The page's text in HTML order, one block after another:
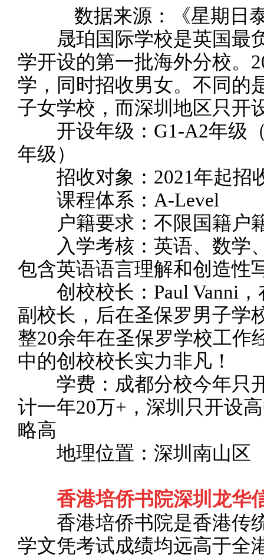
数据来源：《星期日泰
晟珀国际学校是英国最
学开设的第一批海外分校。
学，同时招收男女。不同的
子女学校，而深圳地区只开
开设年级：G1-A2年级（
年级）
招收对象：2021年起招
课程体系：A-Level
户籍要求：不限国籍户
入学考核：英语、数学
包含英语语言理解和创造性
创校校长：Paul Vanni，
副校长，后在圣保罗男子学
整20余年在圣保罗学校工作
中的创校校长实力非凡！
学费：成都分校今年只
计一年20万+，深圳只开设
略高
地理位置：深圳南山区
香港培侨书院深圳龙华
香港培侨书院是香港传
学文凭考试成绩均远高于全